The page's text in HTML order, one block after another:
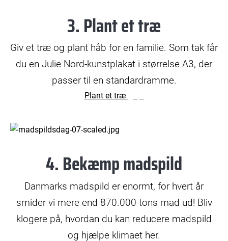
3. Plant et træ
Giv et træ og plant håb for en familie. Som tak får
du en Julie Nord-kunstplakat i størrelse A3, der
passer til en standardramme.
Plant et træ
4. Bekæmp madspild
Danmarks madspild er enormt, for hvert år
smider vi mere end 870.000 tons mad ud! Bliv
klogere på, hvordan du kan reducere madspild
og hjælpe klimaet her.